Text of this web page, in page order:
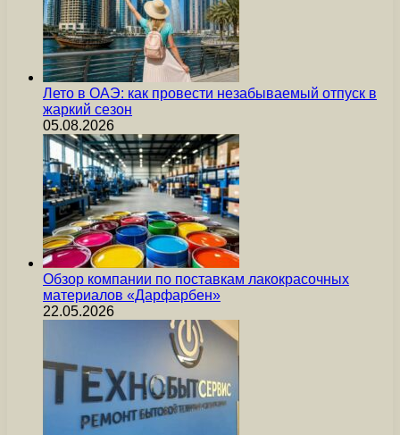
Лето в ОАЭ: как провести незабываемый отпуск в
жаркий сезон
05.08.2026
Обзор компании по поставкам лакокрасочных
материалов «Дарфарбен»
22.05.2026